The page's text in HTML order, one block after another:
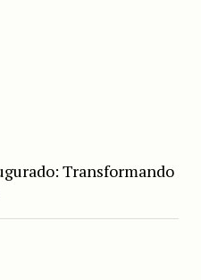
Transformando